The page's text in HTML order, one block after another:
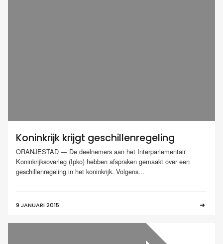
Koninkrijk krijgt geschillenregeling
ORANJESTAD — De deelnemers aan het Interparlementair
Koninkrijksoverleg (Ipko) hebben afspraken gemaakt over een
geschillenregeling in het koninkrijk. Volgens...
9 JANUARI 2015